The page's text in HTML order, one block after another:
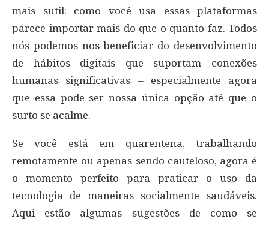
mais sutil: como você usa essas plataformas
parece importar mais do que o quanto faz. Todos
nós podemos nos beneficiar do desenvolvimento
de hábitos digitais que suportam conexões
humanas significativas – especialmente agora
que essa pode ser nossa única opção até que o
surto se acalme.
Se você está em quarentena, trabalhando
remotamente ou apenas sendo cauteloso, agora é
o momento perfeito para praticar o uso da
tecnologia de maneiras socialmente saudáveis.
Aqui estão algumas sugestões de como se